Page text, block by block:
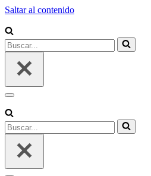
Saltar al contenido
Buscar...
Menú
de
navegación
Buscar...